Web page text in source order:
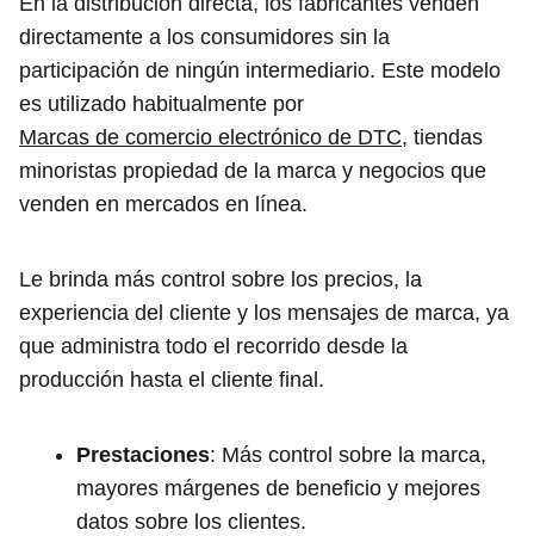
directamente a los consumidores sin la
participación de ningún intermediario. Este modelo
es utilizado habitualmente por
Marcas de comercio electrónico de DTC, tiendas
minoristas propiedad de la marca y negocios que
venden en mercados en línea.
Le brinda más control sobre los precios, la
experiencia del cliente y los mensajes de marca, ya
que administra todo el recorrido desde la
producción hasta el cliente final.
Prestaciones: Más control sobre la marca,
mayores márgenes de beneficio y mejores
datos sobre los clientes.